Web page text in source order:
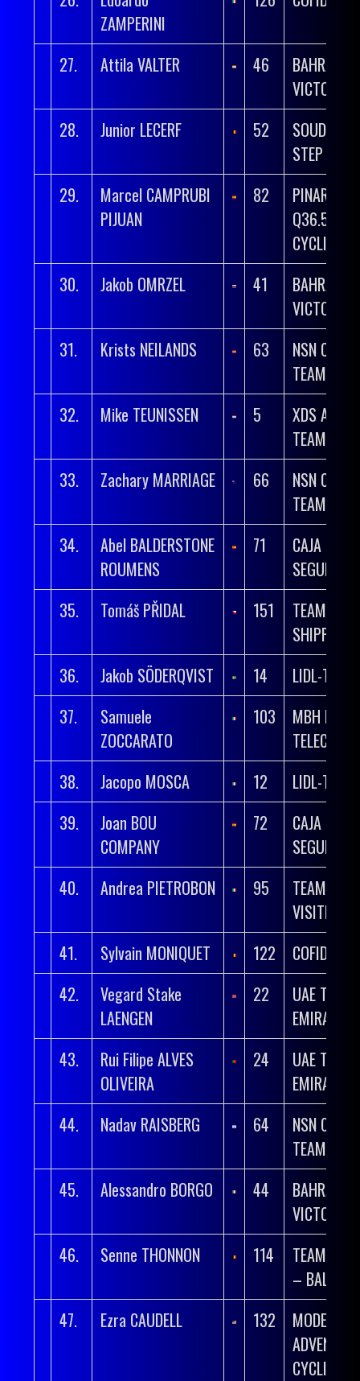
ZAMPERINI
27. Attila VALTER 46
BAHRAIN
28.
Junior LECERF 52
SOUDAL
STEP
29.
Marcel CAMPRUBI
PIJUAN
82
Q36.5 PRO
CYCLING
30.
Jakob OMRZEL 41
BAHRAIN
31.
Krists NEILANDS 63
NSN
TEAM
32.
Mike TEUNISSEN 5
XDS
TEAM
33.
Zachary MARRIAGE 66
NSN
TEAM
34.
Abel BALDERSTONE
ROUMENS
71
CAJA
SEGUROS
35.
Tomáš PŘIDAL 151
TEAM
SHIPPING
36.
Jakob SÖDERQVIST 14
LIDL-TREK
37.
Samuele
ZOCCARATO
103
MBH
TELECOM
38.
Jacopo MOSCA 12
LIDL-TREK
39.
Joan BOU
COMPANY
72
CAJA
SEGUROS
40.
Andrea PIETROBON 95
TEAM
41.
Sylvain MONIQUET 122
COFIDIS
42.
Vegard Stake
LAENGEN
22
UAE TEAM
EMIRATES
43.
Rui Filipe ALVES
OLIVEIRA
24
UAE TEAM
EMIRATES
44.
Nadav RAISBERG 64
NSN
TEAM
45.
Alessandro BORGO 44
BAHRAIN
46.
Senne THONNON 114
TEAM
– BALOISE
47.
Ezra CAUDELL 132
MODERN
CYCLING